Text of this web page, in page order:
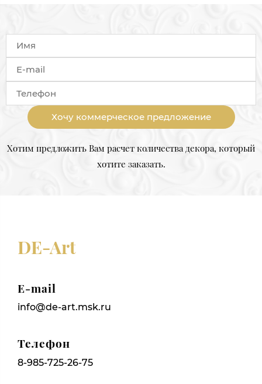
Хочу коммерческое предложение
Хотим предложить Вам расчет количества декора, который
хотите заказать.
DE-Art
E-mail
info@de-art.msk.ru
Телефон
8-985-725-26-75